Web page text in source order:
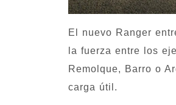
El nuevo Ranger
la fuerza entre los
Remolque, Barro o
carga útil.